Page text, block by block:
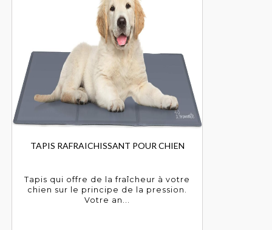
TAPIS RAFRAICHISSANT POUR CHIEN
Tapis qui offre de la fraîcheur à votre
chien sur le principe de la pression.
Votre an...